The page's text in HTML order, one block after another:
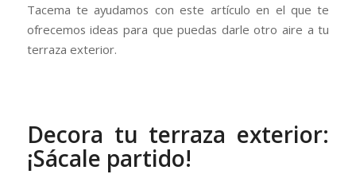
Tacema te ayudamos con este artículo en el que te
ofrecemos ideas para que puedas darle otro aire a tu
terraza exterior.
Decora tu terraza exterior:
¡Sácale partido!